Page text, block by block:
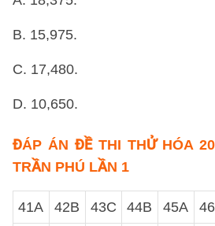
B. 15,975.
C. 17,480.
D. 10,650.
ĐÁP ÁN ĐỀ THI THỬ HÓA
TRẦN PHÚ LẦN 1
41A 42B 43C 44B 45A